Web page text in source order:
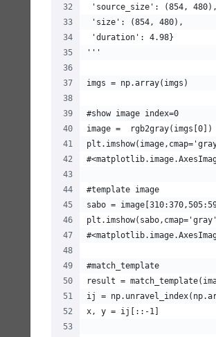
'source_size': (854, 480),
'size': (854, 480),
'duration': 4.98}
'''
imgs = np.array(imgs)
#show image index=0
image =  rgb2gray(imgs[0])
#template image
sabo =
#match_template
result =
ij =
x, y = ij[::-1]